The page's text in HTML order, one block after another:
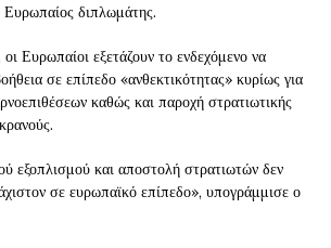
διπλωμάτης.
Ευρωπαίοι εξετάζουν το ενδεχόμενο να
σε επίπεδο «ανθεκτικότητας» κυρίως για
καθώς και παροχή στρατιωτικής
εξοπλισμού και αποστολή στρατιωτών δεν
σε ευρωπαϊκό επίπεδο», υπογράμμισε ο